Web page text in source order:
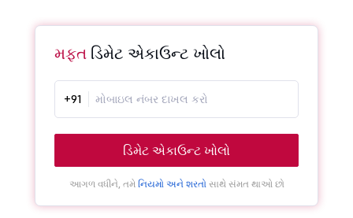
મફત ડિમેટ એકાઉન્ટ ખોલો
+91
ડિમેટ એકાઉન્ટ ખોલો
આગળ વધીને, તમે નિયમો અને શરતોસાથે સંમત થાઓ છો